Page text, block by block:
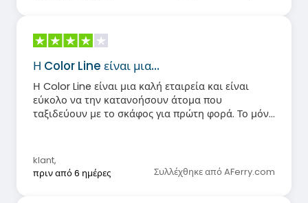
Η Color Line είναι μια…
Η Color Line είναι μια καλή εταιρεία και είναι
εύκολο να την κατανοήσουν άτομα που
ταξιδεύουν με το σκάφος για πρώτη φορά. Το μόνο
με σαφήνεια στον χώρο εστίασης. Όπως ήταν, οι
άνθρωποι περπατούσαν σε κύκλο γύρω από τον
πραγματικό μπουφέ με τα κρέατα.
klant,
πριν από 6 ημέρες
Συλλέχθηκε από AFerry.com